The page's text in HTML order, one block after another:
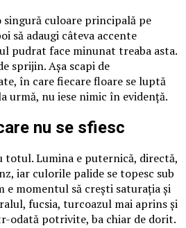
singură culoare principală pe
să adaugi câteva accente
pudrat face minunat treaba asta.
sprijin. Așa scapi de
în care fiecare floare se luptă
urmă, nu iese nimic în evidență.
nu se sfiesc
totul. Lumina e puternică, directă,
iar culorile palide se topesc sub
e momentul să crești saturația și
fucsia, turcoazul mai aprins și
odată potrivite, ba chiar de dorit.